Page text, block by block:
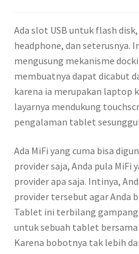
Ada slot USB untuk flash
headphone, dan seterusnya.
mengusung mekanisme
membuatnya dapat dicabut
karena ia merupakan laptop
layarnya mendukung
pengalaman tablet
Ada MiFi yang cuma bisa
provider saja, Anda pula MiFi
provider apa saja. Intinya,
provider tersebut agar Anda
Tablet ini terbilang
untuk sebuah tablet bersama
Karena bobotnya tak lebih